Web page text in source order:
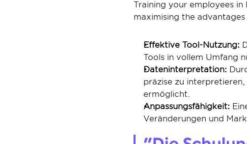
Training your employees
maximising the
Effektive Tool-Nutzung:
Tools in vollem Umfang
Dateninterpretation:
präzise zu
ermöglicht.
Anpassungsfähigkeit:
Veränderungen und